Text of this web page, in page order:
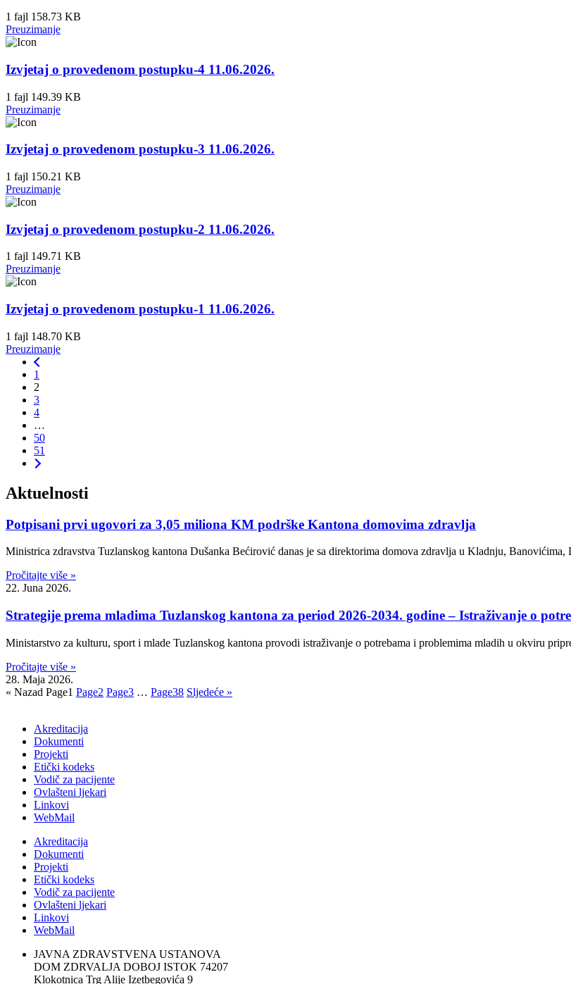
1 fajl 158.73 KB
Preuzimanje
Izvjetaj o provedenom postupku-4 11.06.2026.
1 fajl 149.39 KB
Preuzimanje
Izvjetaj o provedenom postupku-3 11.06.2026.
1 fajl 150.21 KB
Preuzimanje
Izvjetaj o provedenom postupku-2 11.06.2026.
1 fajl 149.71 KB
Preuzimanje
Izvjetaj o provedenom postupku-1 11.06.2026.
1 fajl 148.70 KB
Preuzimanje
1
2
3
4
…
50
51
Aktuelnosti
Potpisani prvi ugovori za 3,05 miliona KM podrške Kantona domovima zdravlja
Ministrica zdravstva Tuzlanskog kantona Dušanka Bećirović danas je sa direktorima domova zdravlja u Kladnju, Banovićima,
Pročitajte više »
22. Juna 2026.
Strategije prema mladima Tuzlanskog kantona za period 2026-2034. godine – Istraživanje o
Ministarstvo za kulturu, sport i mlade Tuzlanskog kantona provodi istraživanje o potrebama i problemima mladih u okviru
Pročitajte više »
28. Maja 2026.
« Nazad Page1 Page2 Page3 … Page38 Sljedeće »
Akreditacija
Dokumenti
Projekti
Etički kodeks
Vodič za pacijente
Ovlašteni ljekari
Linkovi
WebMail
Akreditacija
Dokumenti
Projekti
Etički kodeks
Vodič za pacijente
Ovlašteni ljekari
Linkovi
WebMail
JAVNA ZDRAVSTVENA USTANOVA
DOM ZDRVALJA DOBOJ ISTOK 74207
Klokotnica Trg Alije Izetbegovića 9